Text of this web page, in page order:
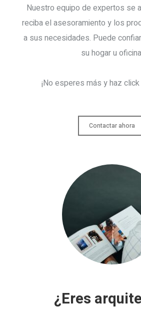
Nuestro equipo de expertos se
reciba el asesoramiento y los
a sus necesidades. Puede
su hogar u
¡No esperes más y haz
Contactar ahora
¿Eres